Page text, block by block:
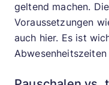
geltend machen.
Voraussetzungen
auch hier. Es ist